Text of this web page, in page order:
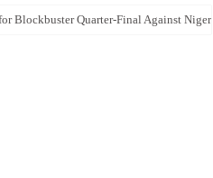
Blockbuster Quarter-Final Against